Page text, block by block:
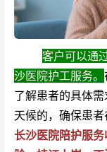
客户可以通
沙医院护工服务。
了解患者的具体
天候的，确保患者
长沙医院陪护服